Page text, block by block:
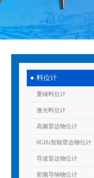
料位计
重锤料位计
激光料位计
高频雷达物位计
6GHz智能雷达物位计
导波雷达物位计
射频导纳物位计